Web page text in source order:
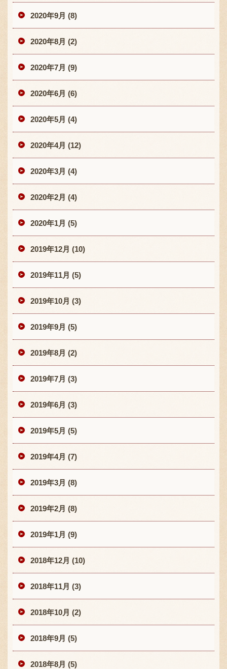
2020年9月 (8)
2020年8月 (2)
2020年7月 (9)
2020年6月 (6)
2020年5月 (4)
2020年4月 (12)
2020年3月 (4)
2020年2月 (4)
2020年1月 (5)
2019年12月 (10)
2019年11月 (5)
2019年10月 (3)
2019年9月 (5)
2019年8月 (2)
2019年7月 (3)
2019年6月 (3)
2019年5月 (5)
2019年4月 (7)
2019年3月 (8)
2019年2月 (8)
2019年1月 (9)
2018年12月 (10)
2018年11月 (3)
2018年10月 (2)
2018年9月 (5)
2018年8月 (5)